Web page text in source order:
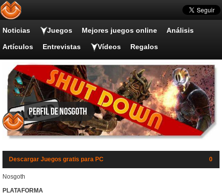
Noticias Juegos Mejores juegos online Análisis
Artículos Entrevistas Vídeos Regalos
Perfil de Nosgoth
Descargar Juegos gratis para PC 0
Nosgoth
PLATAFORMA